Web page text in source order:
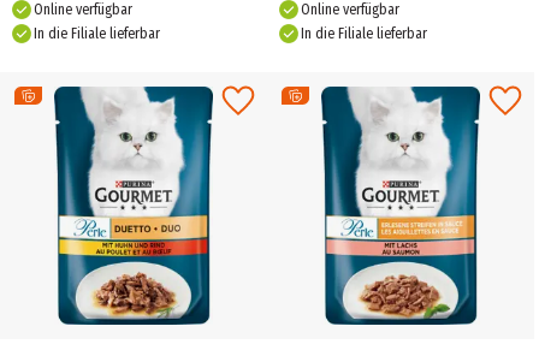
Online verfügbar
In die Filiale lieferbar
Online verfügbar
In die Filiale lieferbar